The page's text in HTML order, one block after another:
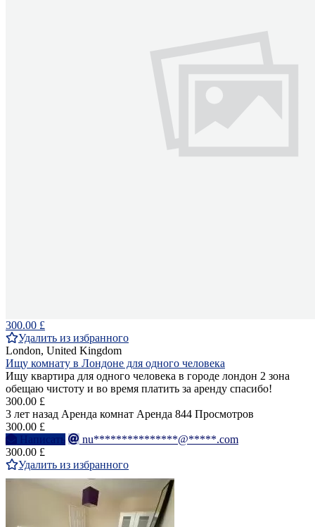
300.00 £
Удалить из избранного
London, United Kingdom
Ищу комнату в Лондоне для одного человека
Ищу квартира для одного человека в городе лондон 2 зона
обещаю чистоту и во время платить за аренду спасибо!
300.00 £
3 лет назад Аренда комнат Аренда 844 Просмотров
300.00 £
Написать
nu***************@*****.com
300.00 £
Удалить из избранного